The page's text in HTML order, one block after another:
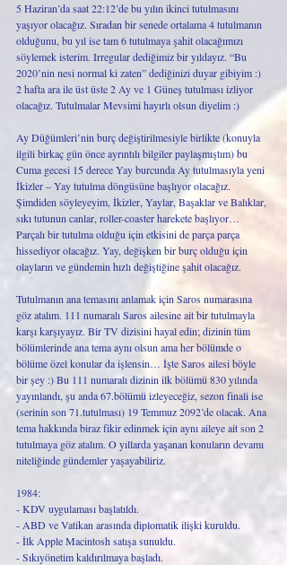
5 Haziran’da saat 22:12’de bu yılın ikinci tutulmasını
yaşıyor olacağız. Sıradan bir senede ortalama 4 tutulmanın
olduğunu, bu yıl ise tam 6 tutulmaya şahit olacağımızı
söylemek isterim. Irregular dediğimiz bir yıldayız. “Bu
2020’nin nesi normal ki zaten” dediğinizi duyar gibiyim :)
2 hafta ara ile üst üste 2 Ay ve 1 Güneş tutulması izliyor
olacağız. Tutulmalar Mevsimi hayırlı olsun diyelim :)
Ay Düğümleri’nin burç değiştirilmesiyle birlikte (konuyla
ilgili birkaç gün önce ayrıntılı bilgiler paylaşmıştım) bu
Cuma gecesi 15 derece Yay burcunda Ay tutulmasıyla yeni
İkizler – Yay tutulma döngüsüne başlıyor olacağız.
Şimdiden söyleyeyim, İkizler, Yaylar, Başaklar ve Balıklar,
sıkı tutunun canlar, roller-coaster harekete başlıyor…
Parçalı bir tutulma olduğu için etkisini de parça parça
hissediyor olacağız. Yay, değişken bir burç olduğu için
olayların ve gündemin hızlı değiştiğine şahit olacağız.
Tutulmanın ana temasını anlamak için Saros numarasına
göz atalım. 111 numaralı Saros ailesine ait bir tutulmayla
karşı karşıyayız. Bir TV dizisini hayal edin; dizinin tüm
bölümlerinde ana tema aynı olsun ama her bölümde o
bölüme özel konular da işlensin… İşte Saros ailesi böyle
bir şey :) Bu 111 numaralı dizinin ilk bölümü 830 yılında
yayınlandı, şu anda 67.bölümü izleyeceğiz, sezon finali ise
(serinin son 71.tutulması) 19 Temmuz 2092’de olacak. Ana
tema hakkında biraz fikir edinmek için aynı aileye ait son 2
tutulmaya göz atalım. O yıllarda yaşanan konuların devamı
niteliğinde gündemler yaşayabiliriz.
1984:
- KDV uygulaması başlatıldı.
- ABD ve Vatikan arasında diplomatik ilişki kuruldu.
- İlk Apple Macintosh satışa sunuldu.
- Sıkıyönetim kaldırılmaya başladı.